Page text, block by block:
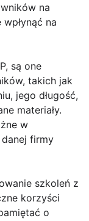
na
na
są one
takich jak
jego długość,
materiały.
w
firmy
szkoleń z
korzyści
o